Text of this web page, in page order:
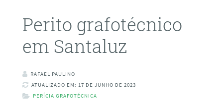
Perito grafotécnico
em Santaluz
RAFAEL PAULINO
ATUALIZADO EM: 17 DE JUNHO DE 2023
PERÍCIA GRAFOTÉCNICA